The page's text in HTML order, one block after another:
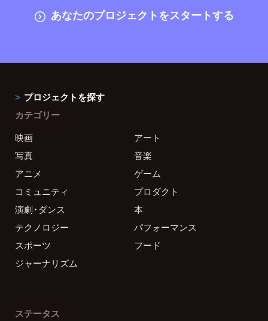
あなたのプロジェクトをスタートする
プロジェクトを探す
カテゴリー
映画
アート
写真
音楽
アニメ
ゲーム
コミュニティ
プロダクト
演劇・ダンス
本
テクノロジー
パフォーマンス
スポーツ
フード
ジャーナリズム
ステータス